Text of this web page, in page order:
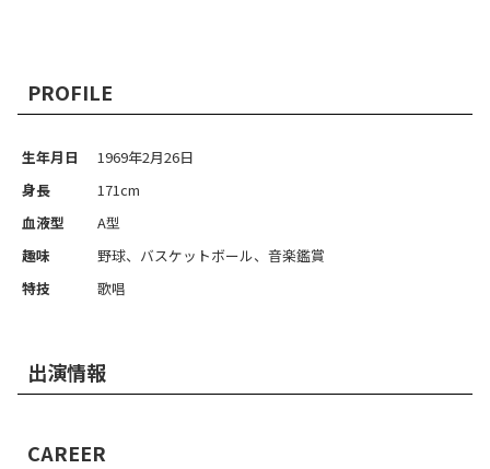
PROFILE
生年月日
1969年2月26日
身長
171cm
血液型
A型
趣味
野球、バスケットボール、音楽鑑賞
特技
歌唱
出演情報
CAREER